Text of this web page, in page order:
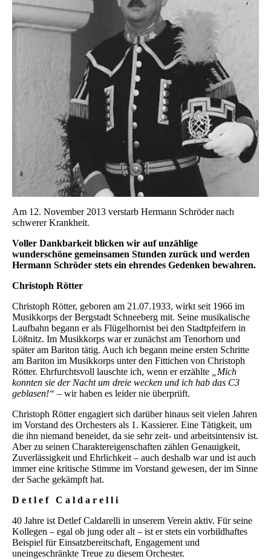
Am 12. November 2013 verstarb Hermann Schröder nach
schwerer Krankheit.
Voller Dankbarkeit blicken wir auf unzählige
wunderschöne gemeinsamen Stunden zurück und werden
Hermann Schröder stets ein ehrendes Gedenken bewahren.
Christoph Rötter
Christoph Rötter, geboren am 21.07.1933, wirkt seit 1966 im
Musikkorps der Bergstadt Schneeberg mit. Seine musikalische
Laufbahn begann er als Flügelhornist bei den Stadtpfeifern in
Lößnitz. Im Musikkorps war er zunächst am Tenorhorn und
später am Bariton tätig. Auch ich begann meine ersten Schritte
am Bariton im Musikkorps unter den Fittichen von Christoph
Rötter. Ehrfurchtsvoll lauschte ich, wenn er erzählte
„Mich
konnten sie der Nacht um dreie wecken und ich hab das C3
geblasen!“ – wir haben es leider nie überprüft.
Christoph Rötter engagiert sich darüber hinaus seit vielen Jahren
im Vorstand des Orchesters als 1. Kassierer. Eine Tätigkeit, um
die ihn niemand beneidet, da sie sehr zeit- und arbeitsintensiv ist.
Aber zu seinen Charaktereigenschaften zählen Genauigkeit,
Zuverlässigkeit und Ehrlichkeit – auch deshalb war und ist auch
immer eine kritische Stimme im Vorstand gewesen, der im Sinne
der Sache gekämpft hat.
D e t l e f C a l d a r e l l i
40 Jahre ist Detlef Caldarelli in unserem Verein aktiv. Für seine
Kollegen – egal ob jung oder alt – ist er stets ein vorbildhaftes
Beispiel für Einsatzbereitschaft, Engagement und
uneingeschränkte Treue zu diesem Orchester.